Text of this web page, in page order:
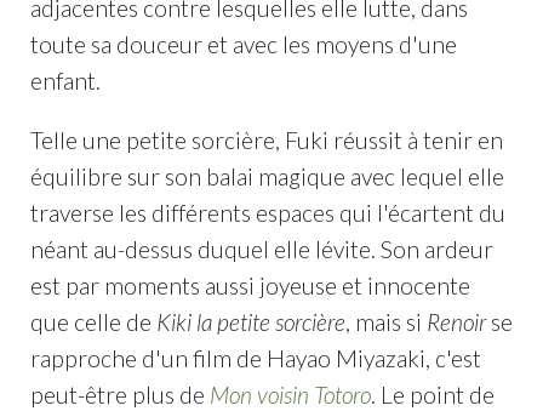
adjacentes contre lesquelles elle lutte, dans
toute sa douceur et avec les moyens d'une
enfant.
Telle une petite sorcière, Fuki réussit à tenir en
équilibre sur son balai magique avec lequel elle
traverse les différents espaces qui l'écartent du
néant au-dessus duquel elle lévite. Son ardeur
est par moments aussi joyeuse et innocente
que celle de Kiki la petite sorcière, mais si Renoirse
rapproche d'un film de Hayao Miyazaki, c'est
peut-être plus de Mon voisin Totoro. Le point de